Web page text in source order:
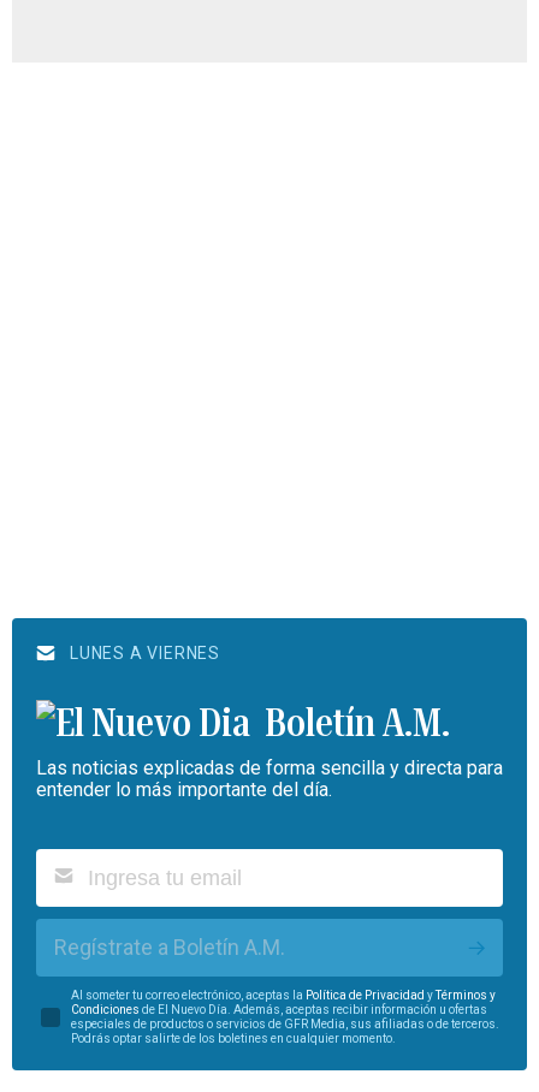
LUNES A VIERNES
Boletín A.M.
Las noticias explicadas de forma sencilla y directa para
entender lo más importante del día.
Regístrate a Boletín A.M.
Al someter tu correo electrónico, aceptas la Política de Privacidad yTérminos y
Condiciones de El Nuevo Día. Además, aceptas recibir información u ofertas
especiales de productos o servicios de GFR Media, sus afiliadas o de terceros.
Podrás optar salirte de los boletines en cualquier momento.